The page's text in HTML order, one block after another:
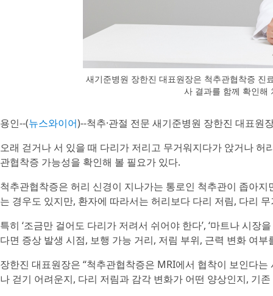
새기준병원 장한진 대표원장은 척추관협착증 진
사 결과를 함께 확인해
용인--(뉴스와이어)--척추·관절 전문 새기준병원 장한진 대표
오래 걷거나 서 있을 때 다리가 저리고 무거워지다가 앉거나
관협착증 가능성을 확인해 볼 필요가 있다.
척추관협착증은 허리 신경이 지나가는 통로인 척추관이 좁아
는 경우도 있지만, 환자에 따라서는 허리보다 다리 저림, 다리
특히 ‘조금만 걸어도 다리가 저려서 쉬어야 한다’, ‘마트나 시장
다면 증상 발생 시점, 보행 가능 거리, 저림 부위, 근력 변화 여
장한진 대표원장은 “척추관협착증은 MRI에서 협착이 보인다
나 걷기 어려운지, 다리 저림과 감각 변화가 어떤 양상인지, 기